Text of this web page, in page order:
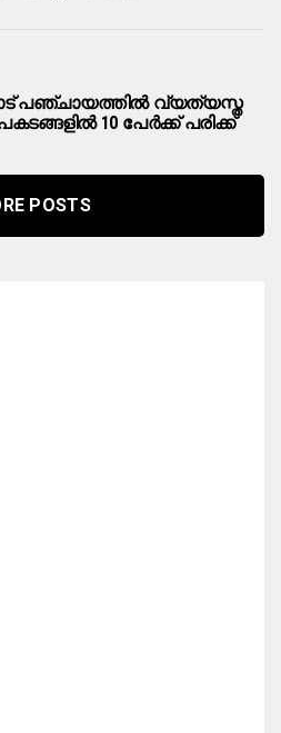
പ​ഞ്ചാ​യ​ത്തി​ൽ വ്യ​ത്യ​സ്ത
10 പേ​ര്‍​ക്ക് പ​രി​ക്ക്
POSTS